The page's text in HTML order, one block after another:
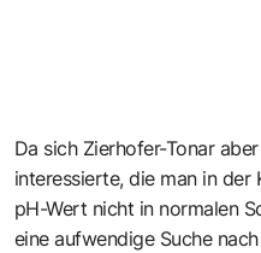
Da sich Zierhofer-Tonar
interessierte, die man in
pH-Wert nicht in normalen
eine aufwendige Suche